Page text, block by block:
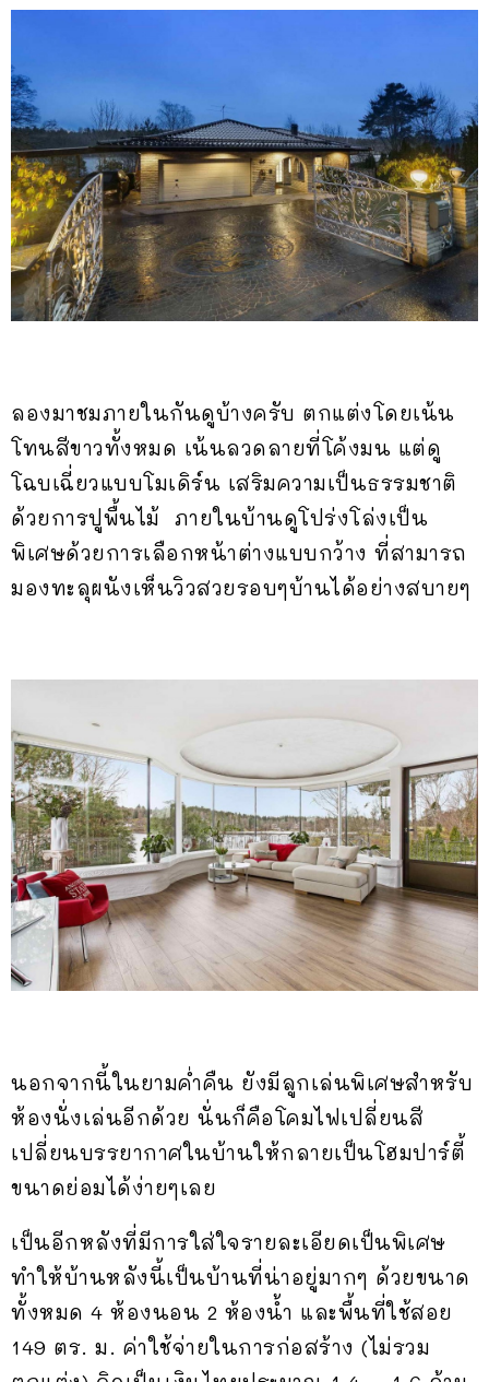
ลองมาชมภายในกันดูบ้างครับ ตกแต่งโดยเน้น
โทนสีขาวทั้งหมด เน้นลวดลายที่โค้งมน แต่ดู
โฉบเฉี่ยวแบบโมเดิร์น เสริมความเป็นธรรมชาติ
ด้วยการปูพื้นไม้ ภายในบ้านดูโปร่งโล่งเป็น
พิเศษด้วยการเลือกหน้าต่างแบบกว้าง ที่สามารถ
มองทะลุผนังเห็นวิวสวยรอบๆบ้านได้อย่างสบายๆ
นอกจากนี้ในยามค่ำคืน ยังมีลูกเล่นพิเศษสำหรับ
ห้องนั่งเล่นอีกด้วย นั่นก็คือโคมไฟเปลี่ยนสี
เปลี่ยนบรรยากาศในบ้านให้กลายเป็นโฮมปาร์ตี้
ขนาดย่อมได้ง่ายๆเลย
เป็นอีกหลังที่มีการใส่ใจรายละเอียดเป็นพิเศษ
ทำให้บ้านหลังนี้เป็นบ้านที่น่าอยู่มากๆ ด้วยขนาด
ทั้งหมด 4 ห้องนอน 2 ห้องน้ำ และพื้นที่ใช้สอย
149 ตร. ม. ค่าใช้จ่ายในการก่อสร้าง (ไม่รวม